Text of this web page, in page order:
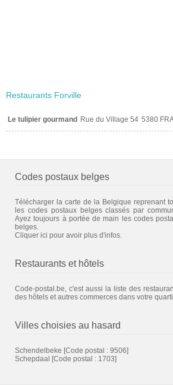
Restaurants Forville
Le tulipier gourmand Rue du Village 54 5380
Codes postaux belges
Télécharger la carte de la Belgique reprenant
les codes postaux belges classés par
Ayez toujours à portée de main les codes
belges.
Cliquer ici pour avoir plus d'infos.
Restaurants et hôtels
Code-postal.be, c'est aussi la liste des
des hôtels et autres commerces dans votre
Villes choisies au hasard
Schendelbeke [Code postal : 9506]
Schepdaal [Code postal : 1703]